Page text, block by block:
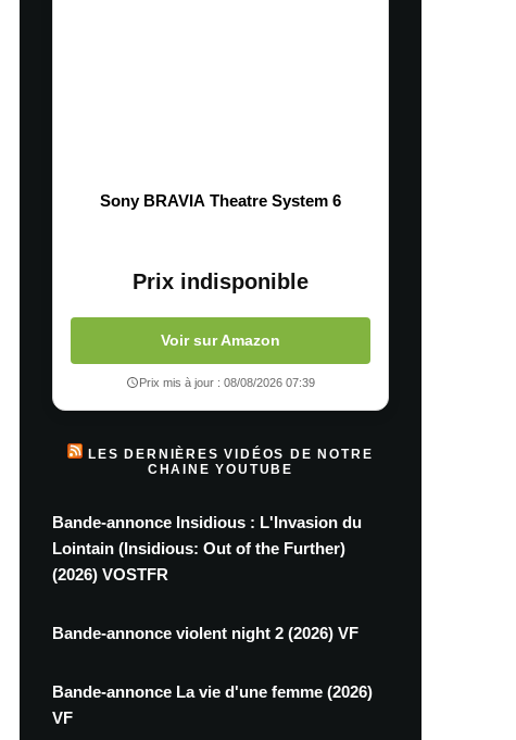
Sony BRAVIA Theatre System 6
Prix indisponible
Voir sur Amazon
Prix mis à jour : 08/08/2026 07:39
LES DERNIÈRES VIDÉOS DE NOTRE
CHAINE YOUTUBE
Bande-annonce Insidious : L'Invasion du
Lointain (Insidious: Out of the Further)
(2026) VOSTFR
Bande-annonce violent night 2 (2026) VF
Bande-annonce La vie d'une femme (2026)
VF